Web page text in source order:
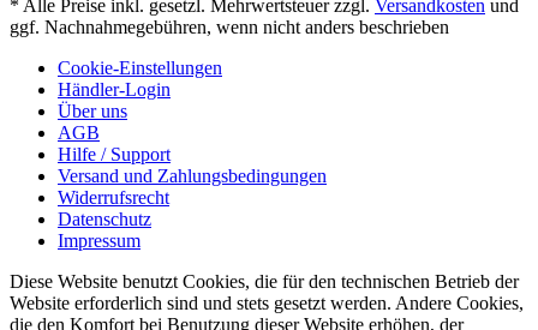
* Alle Preise inkl. gesetzl. Mehrwertsteuer zzgl. Versandkosten und
ggf. Nachnahmegebühren, wenn nicht anders beschrieben
Cookie-Einstellungen
Händler-Login
Über uns
AGB
Hilfe / Support
Versand und Zahlungsbedingungen
Widerrufsrecht
Datenschutz
Impressum
Diese Website benutzt Cookies, die für den technischen Betrieb der
Website erforderlich sind und stets gesetzt werden. Andere Cookies,
die den Komfort bei Benutzung dieser Website erhöhen, der